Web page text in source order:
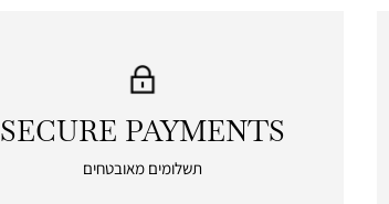
|
payments
SECURE PAYMENTS
תשלומים מאובטחים